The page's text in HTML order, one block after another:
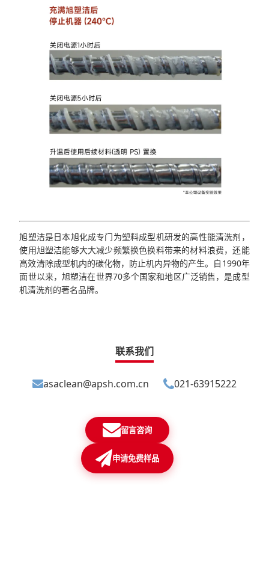
旭塑洁是日本旭化成专门为塑料成型机研发的高性能清洗剂，
使用旭塑洁能够大大减少频繁换色换料带来的材料浪费，还能
高效清除成型机内的碳化物，防止机内异物的产生。自1990年
面世以来，旭塑洁在世界70多个国家和地区广泛销售，是成型
机清洗剂的著名品牌。
联系我们
asaclean@apsh.com.cn 021-63915222
留言咨询
申请免费样品